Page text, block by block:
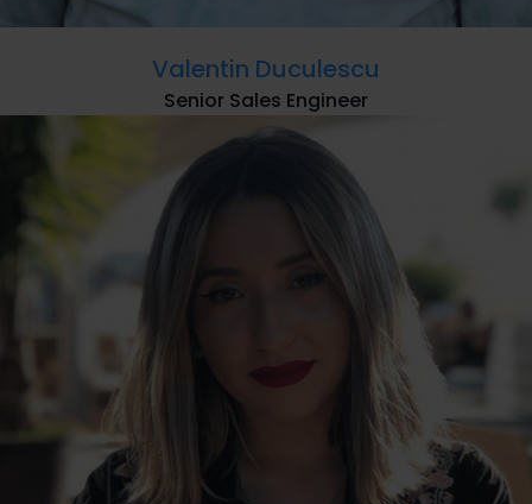
Valentin Duculescu
Senior Sales Engineer